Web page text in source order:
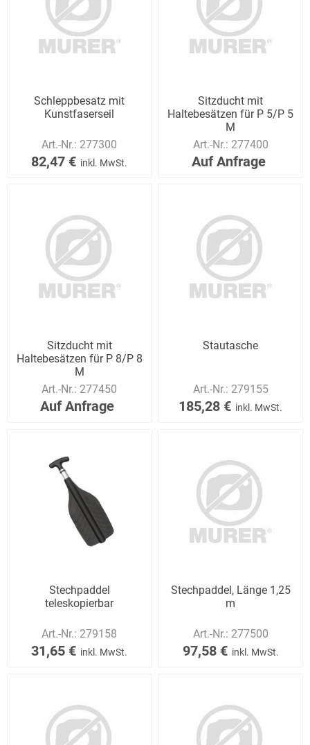
Schleppbesatz mit
Kunstfaserseil
Art.-Nr.: 277300
82,47 € inkl. MwSt.
Sitzducht mit
Haltebesätzen für P 5/P 5
M
Art.-Nr.: 277400
Auf Anfrage
Sitzducht mit
Haltebesätzen für P 8/P 8
M
Art.-Nr.: 277450
Auf Anfrage
Stautasche
Art.-Nr.: 279155
185,28 € inkl. MwSt.
Stechpaddel
teleskopierbar
Art.-Nr.: 279158
31,65 € inkl. MwSt.
Stechpaddel, Länge 1,25
m
Art.-Nr.: 277500
97,58 € inkl. MwSt.